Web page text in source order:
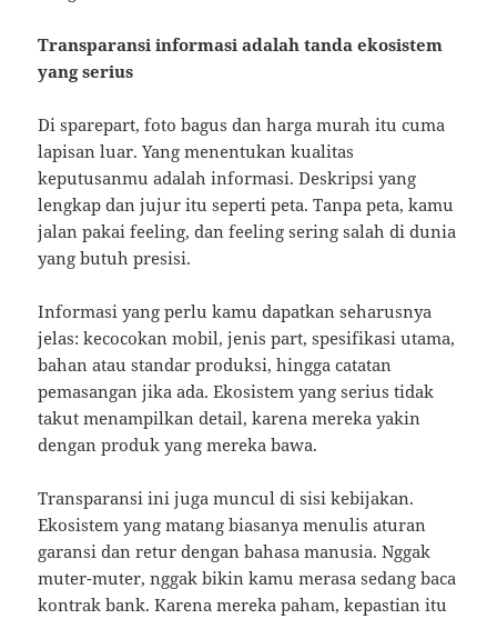
Transparansi informasi adalah tanda ekosistem
yang serius
Di sparepart, foto bagus dan harga murah itu cuma
lapisan luar. Yang menentukan kualitas
keputusanmu adalah informasi. Deskripsi yang
lengkap dan jujur itu seperti peta. Tanpa peta, kamu
jalan pakai feeling, dan feeling sering salah di dunia
yang butuh presisi.
Informasi yang perlu kamu dapatkan seharusnya
jelas: kecocokan mobil, jenis part, spesifikasi utama,
bahan atau standar produksi, hingga catatan
pemasangan jika ada. Ekosistem yang serius tidak
takut menampilkan detail, karena mereka yakin
dengan produk yang mereka bawa.
Transparansi ini juga muncul di sisi kebijakan.
Ekosistem yang matang biasanya menulis aturan
garansi dan retur dengan bahasa manusia. Nggak
muter-muter, nggak bikin kamu merasa sedang baca
kontrak bank. Karena mereka paham, kepastian itu